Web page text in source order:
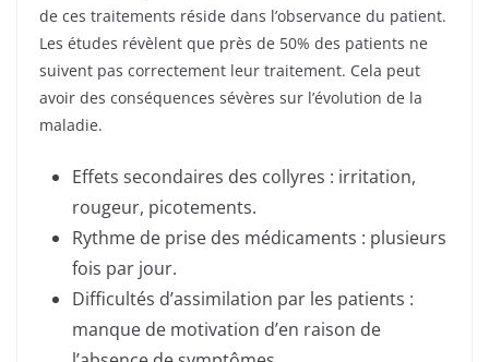
de ces traitements réside dans l’observance du patient.
Les études révèlent que près de 50% des patients ne
suivent pas correctement leur traitement. Cela peut
avoir des conséquences sévères sur l’évolution de la
maladie.
Effets secondaires des collyres : irritation,
rougeur, picotements.
Rythme de prise des médicaments : plusieurs
fois par jour.
Difficultés d’assimilation par les patients :
manque de motivation d’en raison de